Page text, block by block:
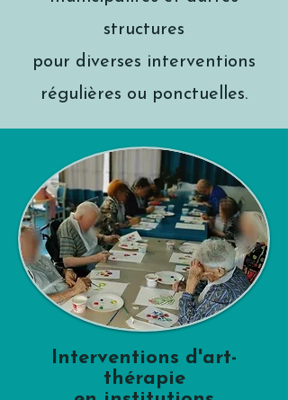
structures
pour diverses interventions
régulières ou ponctuelles.
Interventions d'art-
thérapie